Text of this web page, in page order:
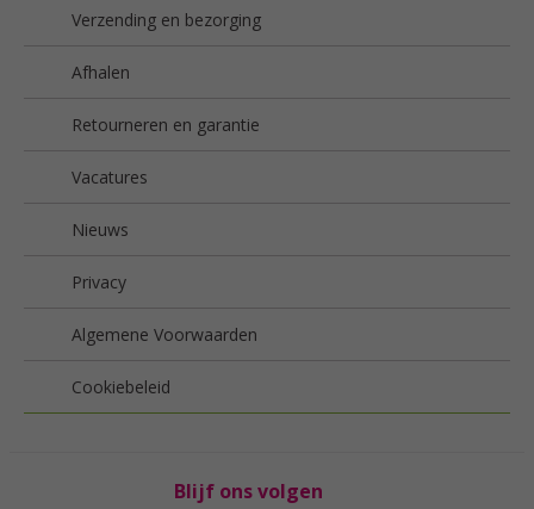
Verzending en bezorging
Afhalen
Retourneren en garantie
Vacatures
Nieuws
Privacy
Algemene Voorwaarden
Cookiebeleid
Blijf ons volgen